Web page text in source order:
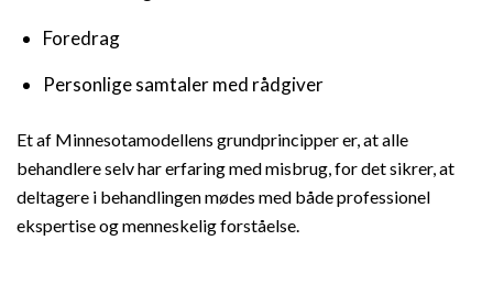
Foredrag
Personlige samtaler med rådgiver
Et af Minnesotamodellens grundprincipper er, at alle
behandlere selv har erfaring med misbrug, for det sikrer, at
deltagere i behandlingen mødes med både professionel
ekspertise og menneskelig forståelse.